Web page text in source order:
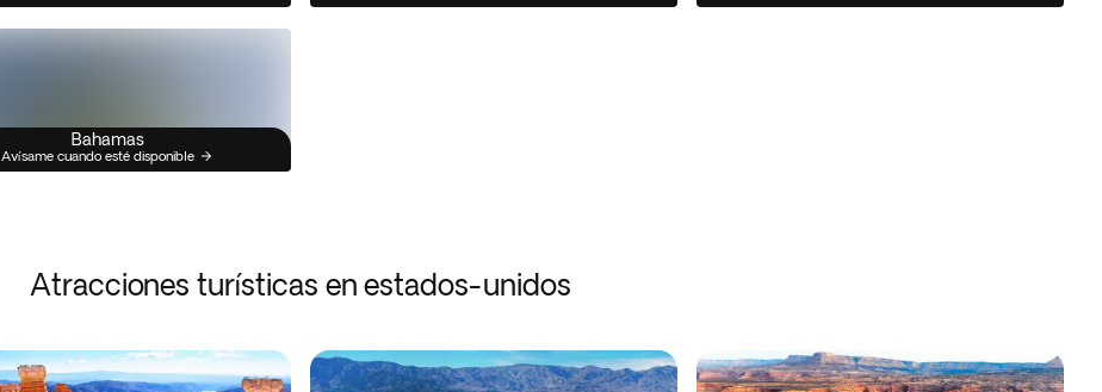
Bahamas
Avísame cuando esté disponible
Atracciones turísticas en estados-unidos